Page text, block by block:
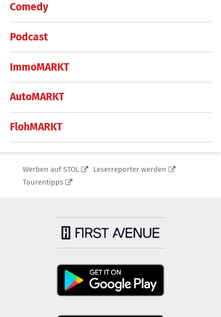
Comedy
Podcast
ImmoMARKT
AutoMARKT
FlohMARKT
Werben auf STOL
Leserreporter werden
Tourentipps